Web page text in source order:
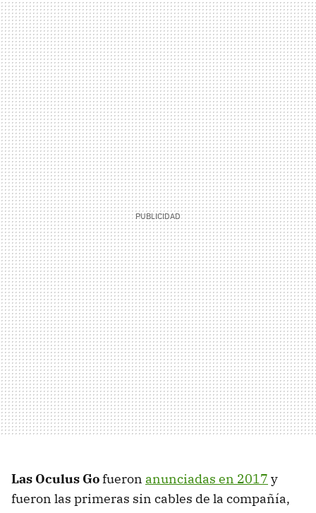
Las Oculus Gofueron anunciadas en 2017 y
fueron las primeras sin cables de la compañía,